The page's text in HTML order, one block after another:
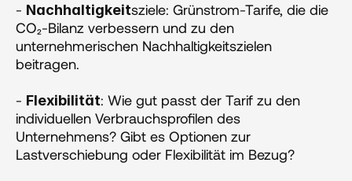
- Nachhaltigkeitsziele: Grünstrom-Tarife, die die
CO₂-Bilanz verbessern und zu den
unternehmerischen Nachhaltigkeitszielen
beitragen.
- Flexibilität: Wie gut passt der Tarif zu den
individuellen Verbrauchsprofilen des
Unternehmens? Gibt es Optionen zur
Lastverschiebung oder Flexibilität im Bezug?